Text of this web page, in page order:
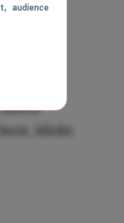
audience
klinkt